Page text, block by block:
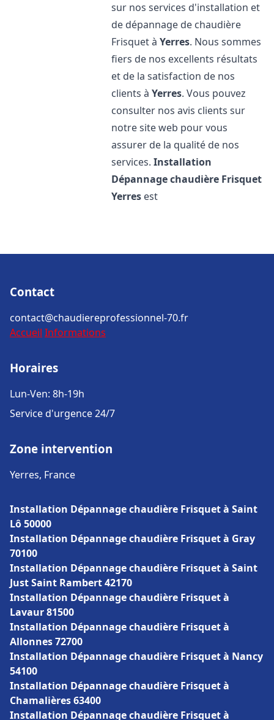
sur nos services d'installation et
de dépannage de chaudière
Frisquet àYerres. Nous sommes
fiers de nos excellents résultats
et de la satisfaction de nos
clients àYerres. Vous pouvez
consulter nos avis clients sur
notre site web pour vous
assurer de la qualité de nos
services.Installation
Dépannage chaudière Frisquet
Yerres est
Contact
contact@chaudiereprofessionnel-70.fr
Accueil Informations
Horaires
Lun-Ven: 8h-19h
Service d'urgence 24/7
Zone intervention
Yerres, France
Installation Dépannage chaudière Frisquet à Saint
Lô 50000
Installation Dépannage chaudière Frisquet à Gray
70100
Installation Dépannage chaudière Frisquet à Saint
Just Saint Rambert 42170
Installation Dépannage chaudière Frisquet à
Lavaur 81500
Installation Dépannage chaudière Frisquet à
Allonnes 72700
Installation Dépannage chaudière Frisquet à Nancy
54100
Installation Dépannage chaudière Frisquet à
Chamalières 63400
Installation Dépannage chaudière Frisquet à